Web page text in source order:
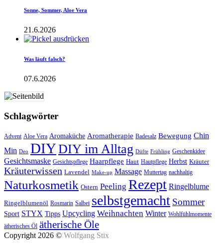
Sonne, Sommer, Aloe Vera
21.6.2026
Was läuft falsch?
07.6.2026
Schlagwörter
Advent Aloe Vera Aromaküche Aromatherapie Badesalz Bewegung Chin
Min Deo DIYDIY im Alltag Düfte Frühling Geschenkidee
Gesichtsmaske Gesichtspflege Haarpflege Haut Hautpflege Herbst Kräuter
Kräuterwissen Lavendel Make-up Massage Muttertag nachhaltig
Naturkosmetik Ostern Peeling Rezept Ringelblume
Ringelblumenöl Rosmarin Salbei selbstgemacht Sommer
Sport STYX Tipps Upcycling Weihnachten Winter Wohlfühlmomente
ätherisches Öl ätherische Öle
Copyright 2026 © Wolfgang Stix